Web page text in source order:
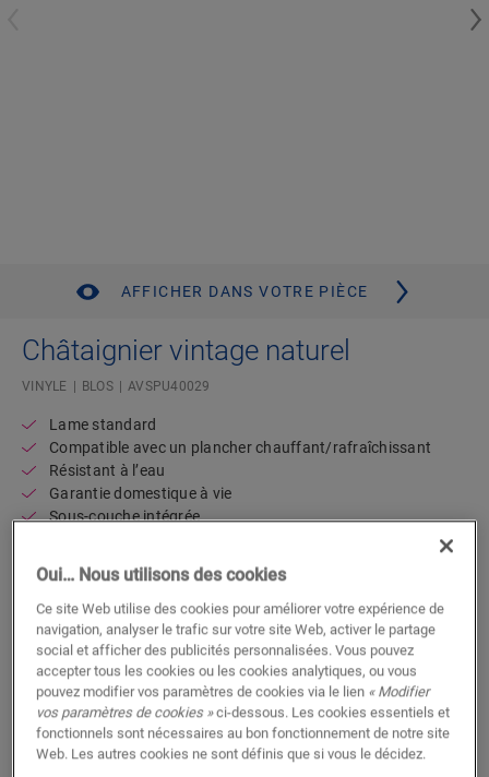
AFFICHER DANS VOTRE PIÈCE
Châtaignier vintage naturel
VINYLE BLOS AVSPU40029
Lame standard
Compatible avec un plancher chauffant/rafraîchissant
Résistant à l’eau
Garantie domestique à vie
Sous-couche intégrée
Trouvez un revendeur près de chez
vous
Vous brûlez d’impatience de voir ce sol en vrai ? Vous
vous posez des questions ? Il y a toujours un
revendeur Quick-Step à proximité.
Oui… Nous utilisons des cookies
Ce site Web utilise des cookies pour améliorer votre expérience de
navigation, analyser le trafic sur votre site Web, activer le partage
social et afficher des publicités personnalisées. Vous pouvez
accepter tous les cookies ou les cookies analytiques, ou vous
pouvez modifier vos paramètres de cookies via le lien « Modifier
vos paramètres de cookies »ci-dessous. Les cookies essentiels et
fonctionnels sont nécessaires au bon fonctionnement de notre site
Web. Les autres cookies ne sont définis que si vous le décidez.